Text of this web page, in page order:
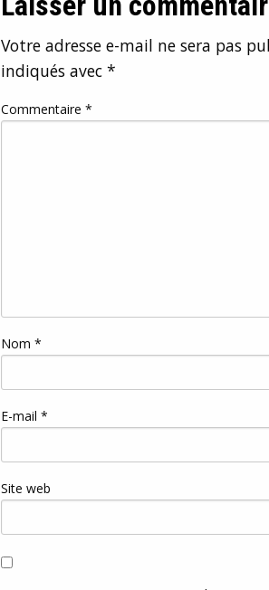
Votre adresse e-mail ne sera pas
indiqués avec *
Commentaire *
Nom *
E-mail *
Site web